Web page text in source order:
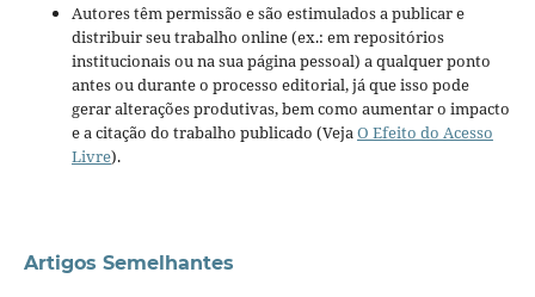
Autores têm permissão e são estimulados a publicar e
distribuir seu trabalho online (ex.: em repositórios
institucionais ou na sua página pessoal) a qualquer ponto
antes ou durante o processo editorial, já que isso pode
gerar alterações produtivas, bem como aumentar o impacto
e a citação do trabalho publicado (VejaO Efeito do Acesso
Livre).
Artigos Semelhantes